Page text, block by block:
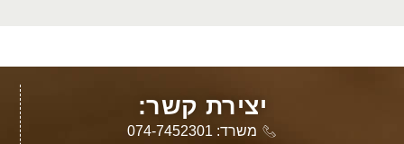
יצירת קשר:
משרד: 074-7452301